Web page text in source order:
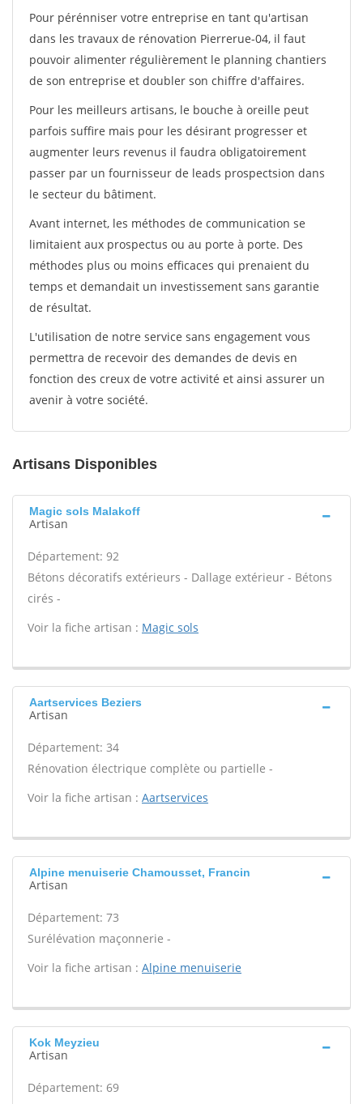
Pour pérénniser votre entreprise en tant qu'artisan
dans les travaux de rénovation Pierrerue-04, il faut
pouvoir alimenter régulièrement le planning chantiers
de son entreprise et doubler son chiffre d'affaires.
Pour les meilleurs artisans, le bouche à oreille peut
parfois suffire mais pour les désirant progresser et
augmenter leurs revenus il faudra obligatoirement
passer par un fournisseur de leads prospectsion dans
le secteur du bâtiment.
Avant internet, les méthodes de communication se
limitaient aux prospectus ou au porte à porte. Des
méthodes plus ou moins efficaces qui prenaient du
temps et demandait un investissement sans garantie
de résultat.
L'utilisation de notre service sans engagement vous
permettra de recevoir des demandes de devis en
fonction des creux de votre activité et ainsi assurer un
avenir à votre société.
Artisans Disponibles
Magic sols Malakoff
Artisan
Département: 92
Bétons décoratifs extérieurs - Dallage extérieur - Bétons
cirés -
Voir la fiche artisan : Magic sols
Aartservices Beziers
Artisan
Département: 34
Rénovation électrique complète ou partielle -
Voir la fiche artisan : Aartservices
Alpine menuiserie Chamousset, Francin
Artisan
Département: 73
Surélévation maçonnerie -
Voir la fiche artisan : Alpine menuiserie
Kok Meyzieu
Artisan
Département: 69